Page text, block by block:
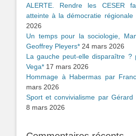
ALERTE. Rendre les CESER
atteinte à la démocratie régionale
2026
Un temps pour la sociologie,
Geoffrey Pleyers* 24 mars 2026
La gauche peut-elle disparaître ?
Vega* 17 mars 2026
Hommage à Habermas par
mars 2026
Sport et convivialisme par Gérard
8 mars 2026